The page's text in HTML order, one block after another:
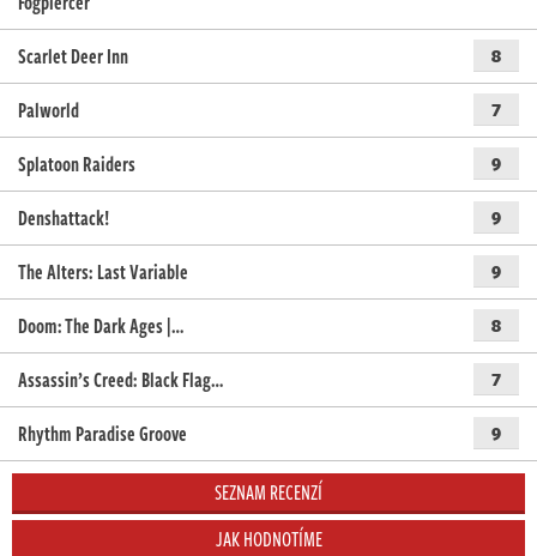
Scarlet Deer Inn
8
Palworld 7
Splatoon Raiders 9
Denshattack! 9
The Alters: Last Variable 9
Doom: The Dark Ages |… 8
Assassin’s Creed: Black Flag… 7
Rhythm Paradise Groove 9
SEZNAM RECENZÍ
JAK HODNOTÍME